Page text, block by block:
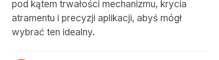
pod kątem trwałości mechanizmu, krycia
atramentu i precyzji aplikacji, abyś mógł
wybrać ten idealny.